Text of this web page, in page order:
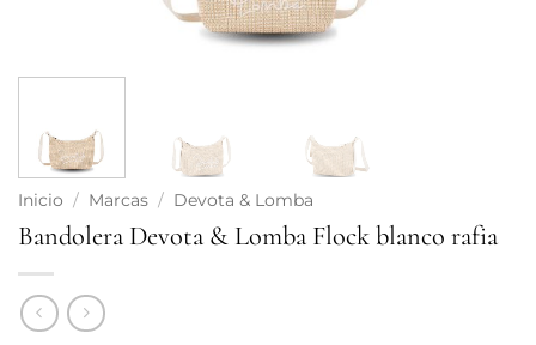
Inicio / Marcas / Devota & Lomba
Bandolera Devota & Lomba Flock blanco rafia